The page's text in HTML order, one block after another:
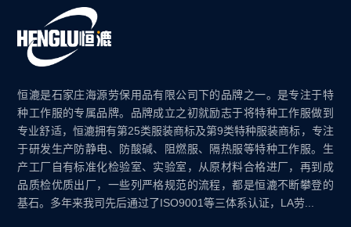
恒漉是石家庄海源劳保用品有限公司下的品牌之一。是专注于特
种工作服的专属品牌。品牌成立之初就励志于将特种工作服做到
专业舒适，恒漉拥有第25类服装商标及第9类特种服装商标，专注
于研发生产防静电、防酸碱、阻燃服、隔热服等特种工作服。生
产工厂自有标准化检验室、实验室，从原材料合格进厂，再到成
品质检优质出厂，一些列严格规范的流程，都是恒漉不断攀登的
基石。多年来我司先后通过了ISO9001等三体系认证，LA劳...